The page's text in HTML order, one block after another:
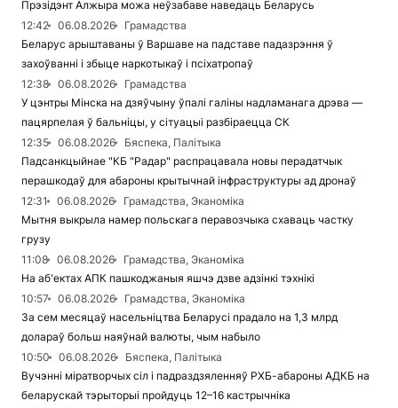
Прэзідэнт Алжыра можа неўзабаве наведаць Беларусь
12:42
06.08.2026
Грамадства
Беларус арыштаваны ў Варшаве на падставе падазрэння ў
захоўванні і збыце наркотыкаў і псіхатропаў
12:38
06.08.2026
Грамадства
У цэнтры Мінска на дзяўчыну ўпалі галіны надламанага дрэва —
пацярпелая ў бальніцы, у сітуацыі разбіраецца СК
12:35
06.08.2026
Бяспека, Палітыка
Падсанкцыйнае "КБ "Радар" распрацавала новы перадатчык
перашкодаў для абароны крытычнай інфраструктуры ад дронаў
12:31
06.08.2026
Грамадства, Эканоміка
Мытня выкрыла намер польскага перавозчыка схаваць частку
грузу
11:08
06.08.2026
Грамадства, Эканоміка
На аб'ектах АПК пашкоджаныя яшчэ дзве адзінкі тэхнікі
10:57
06.08.2026
Грамадства, Эканоміка
За сем месяцаў насельніцтва Беларусі прадало на 1,3 млрд
долараў больш наяўнай валюты, чым набыло
10:50
06.08.2026
Бяспека, Палітыка
Вучэнні міратворчых сіл і падраздзяленняў РХБ-абароны АДКБ на
беларускай тэрыторыі пройдуць 12–16 кастрычніка